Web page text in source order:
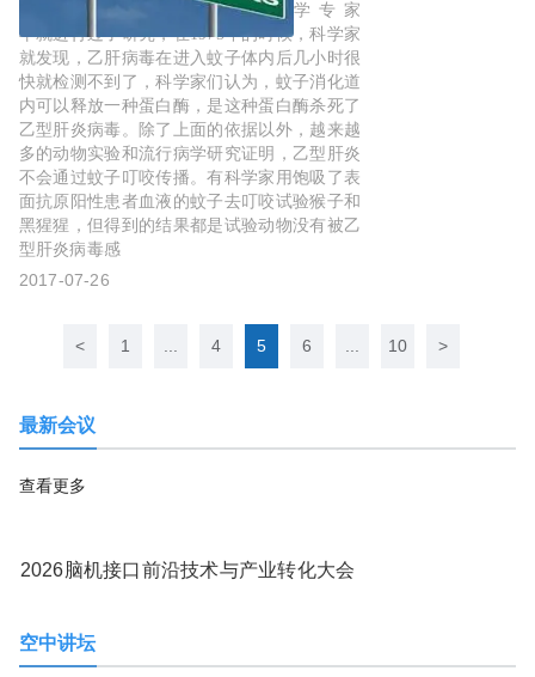
否交替
使用
学专家
早就进行过了研究，在1975年的时候，科学家
就发现，乙肝病毒在进入蚊子体内后几小时很
快就检测不到了，科学家们认为，蚊子消化道
内可以释放一种蛋白酶，是这种蛋白酶杀死了
乙型肝炎病毒。除了上面的依据以外，越来越
多的动物实验和流行病学研究证明，乙型肝炎
不会通过蚊子叮咬传播。有科学家用饱吸了表
面抗原阳性患者血液的蚊子去叮咬试验猴子和
黑猩猩，但得到的结果都是试验动物没有被乙
型肝炎病毒感
2017-07-26
< 1 4 5 6 10 >
最新会议
查看更多
2026脑机接口前沿技术与产业转化大会
空中讲坛